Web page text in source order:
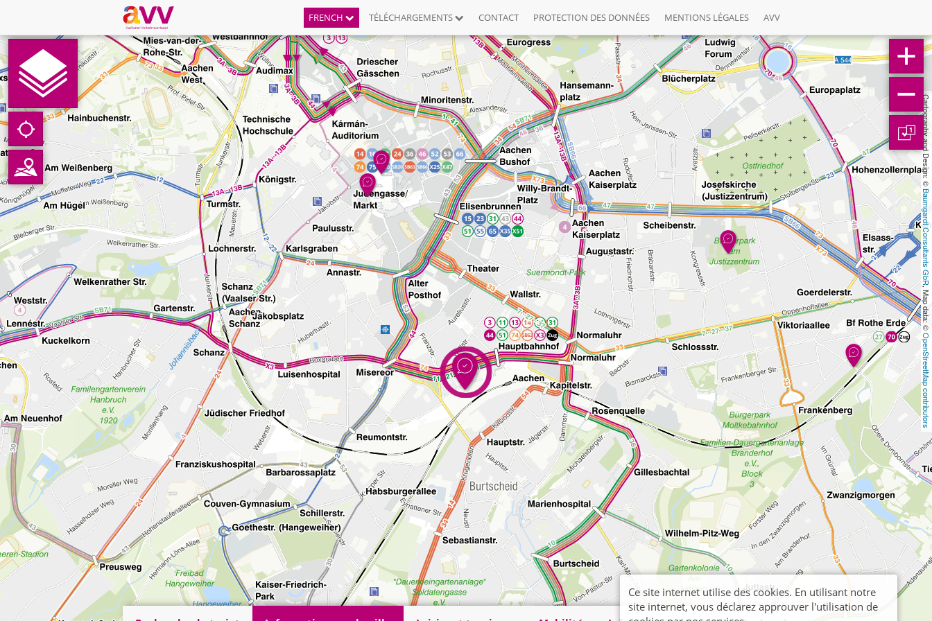
FRENCH TÉLÉCHARGEMENTS CONTACT PROTECTION DES DONNÉES MENTIONS LÉGALES AVV
Cartography and Design: ©
Baumgardt Consultants GbR
, Map data: ©
OpenStreetMap contributors
1
Ce site internet utilise des cookies. En utilisant notre
site internet, vous déclarez approuver l'utilisation de